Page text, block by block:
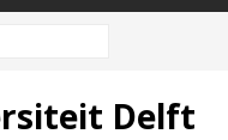
Delft